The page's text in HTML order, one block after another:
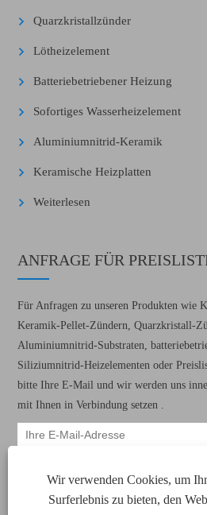
Wir verwenden Cookies, um
Surferlebnis zu bieten, den
Quarzkristallzünder
Lötheizelement
Batteriebetriebener Heizung
Sofortiges Wasserheizelement
Aluminiumnitrid-Keramik
Keramische Heizplatten
Weiterlesen
ANFRAGE FÜR
Für Anfragen zu unseren Produkten wie
Keramik-Pellet-Zündern, Quarzkristall-
Aluminiumnitrid-Substraten,
Siliziumnitrid-Heizelementen oder
bitte Ihre E-Mail und wir werden uns
mit Ihnen in Verbindung setzen .